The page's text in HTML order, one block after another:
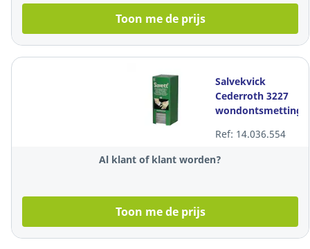
Toon me de prijs
Salvekvick
Cederroth 3227
stuks
Ref: 14.036.554
Al klant of klant worden?
Toon me de prijs